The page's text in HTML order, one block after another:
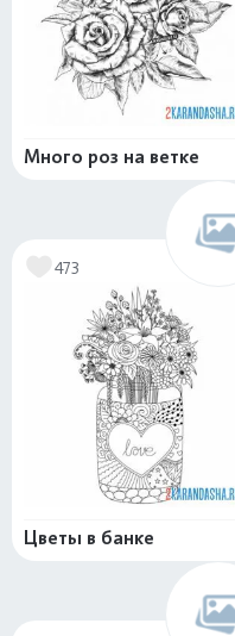
Много роз на ветке
473
Цветы в банке